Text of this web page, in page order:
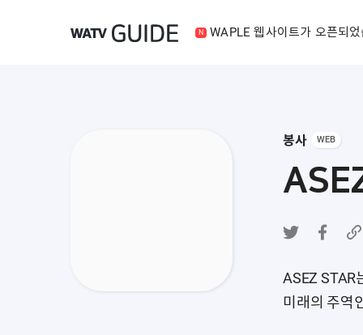
WAPLE 웹사이트가 오픈되
봉사 WEB
ASEZ STAR
미래의 주역